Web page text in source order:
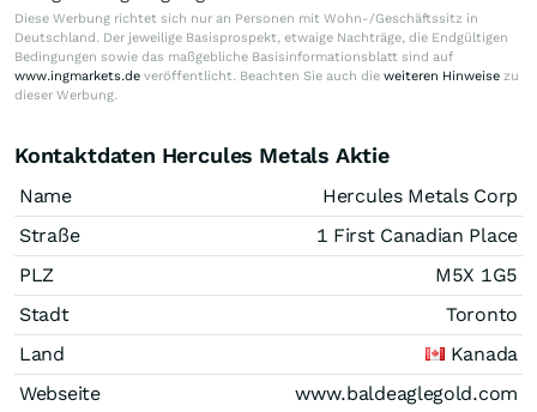
Diese Werbung richtet sich nur an Personen mit Wohn-/Geschäftssitz in
Deutschland. Der jeweilige Basisprospekt, etwaige Nachträge, die Endgültigen
Bedingungen sowie das maßgebliche Basisinformationsblatt sind auf
www.ingmarkets.de veröffentlicht. Beachten Sie auch die weiteren Hinweise zu
dieser Werbung.
Kontaktdaten Hercules Metals Aktie
Name
Hercules Metals Corp
Straße
1 First Canadian Place
PLZ
M5X 1G5
Stadt
Toronto
Land
Kanada
Webseite
www.baldeaglegold.com